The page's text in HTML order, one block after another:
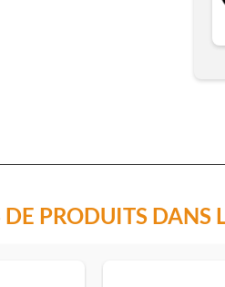
DE PRODUITS DANS